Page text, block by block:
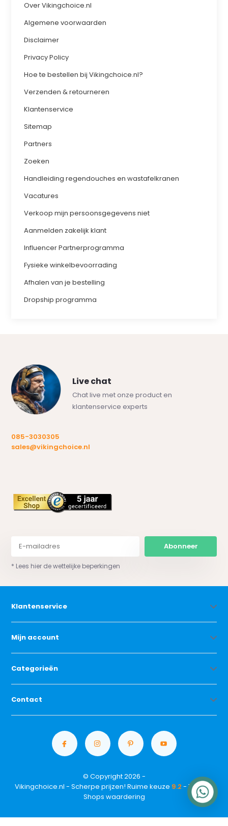
Over Vikingchoice.nl
Algemene voorwaarden
Disclaimer
Privacy Policy
Hoe te bestellen bij Vikingchoice.nl?
Verzenden & retourneren
Klantenservice
Sitemap
Partners
Zoeken
Handleiding regendouches en wastafelkranen
Vacatures
Verkoop mijn persoonsgegevens niet
Aanmelden zakelijk klant
Influencer Partnerprogramma
Fysieke winkelbevoorrading
Afhalen van je bestelling
Dropship programma
Live chat
Chat live met onze product en
klantenservice experts
085-3030305
sales@vikingchoice.nl
Abonneer
* Lees hier de wettelijke beperkingen
Klantenservice
Mijn account
Categorieën
Contact
© Copyright 2026 -
Vikingchoice.nl - Scherpe prijzen! Ruime keuze 9.2 - Trusted
Shops waardering